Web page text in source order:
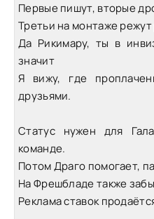
Первые пишут, вторые
Третьи на монтаже
Да Рикимару, ты в
значит
Я вижу, где
друзьями.
Статус нужен для
команде.
Потом Драго помогает,
На Фрешбладе также
Реклама ставок